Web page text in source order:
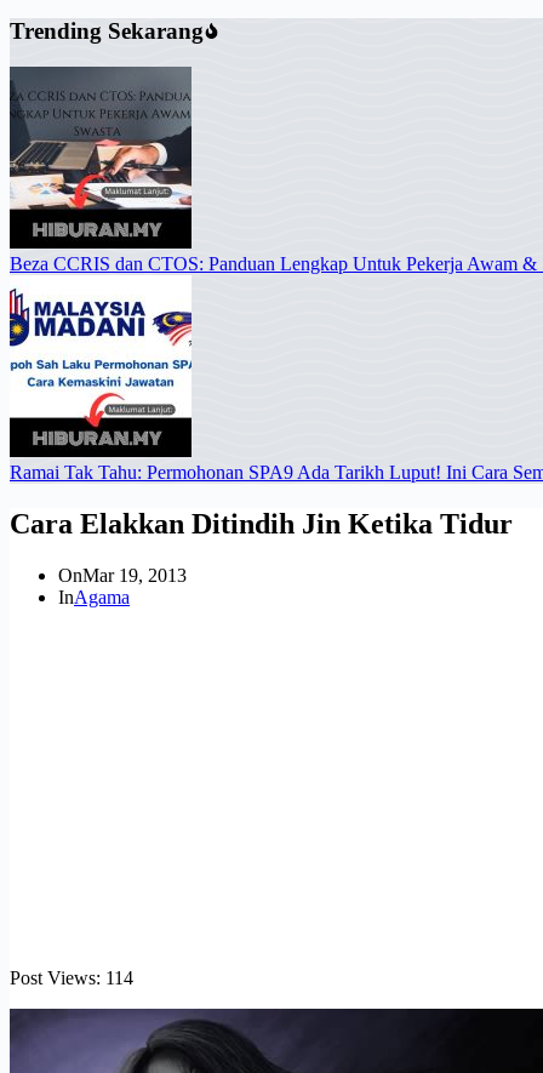
Trending Sekarang
Beza CCRIS dan CTOS: Panduan Lengkap Untuk Pekerja Awam &
Ramai Tak Tahu: Permohonan SPA9 Ada Tarikh Luput! Ini Cara
Cara Elakkan Ditindih Jin Ketika Tidur
OnMar 19, 2013
InAgama
Post Views: 114